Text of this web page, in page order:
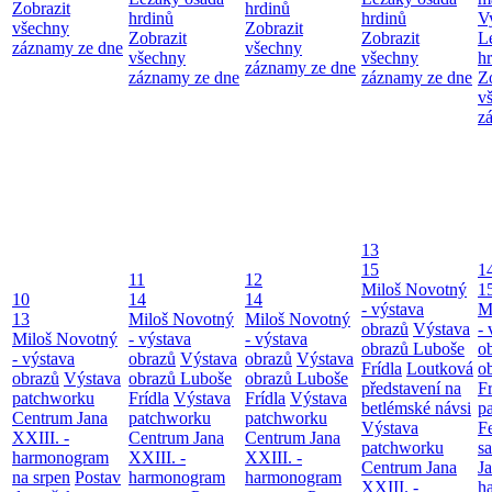
Zobrazit
všechny
záznamy ze dne
hrdinů
Zobrazit
všechny
záznamy ze dne
hrdinů
Zobrazit
všechny
záznamy ze dne
hrdinů
Zobrazit
všechny
záznamy ze dne
10
13
Miloš Novotný
- výstava
obrazů Výstava
patchworku
Centrum Jana
XXIII. -
harmonogram
na srpen Postav
11
14
Miloš Novotný
- výstava
obrazů Výstava
obrazů Luboše
Frídla Výstava
patchworku
Centrum Jana
XXIII. -
harmonogram
12
14
Miloš Novotný
- výstava
obrazů Výstava
obrazů Luboše
Frídla Výstava
patchworku
Centrum Jana
XXIII. -
harmonogram
13
15
Miloš Novotný
- výstava
obrazů Výstava
obrazů Luboše
Frídla Loutková
představení na
betlémské návsi
Výstava
patchworku
Centrum Jana
XXIII. -
-